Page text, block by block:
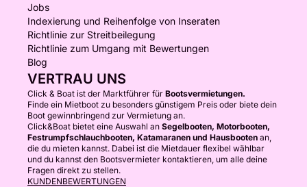
Jobs
Indexierung und Reihenfolge von Inseraten
Richtlinie zur Streitbeilegung
Richtlinie zum Umgang mit Bewertungen
Blog
VERTRAU UNS
Click & Boat ist der Marktführer für Bootsvermietungen.
Finde ein Mietboot zu besonders günstigem Preis oder biete dein
Boot gewinnbringend zur Vermietung an.
Click&Boat bietet eine Auswahl an Segelbooten, Motorbooten,
Festrumpfschlauchbooten, Katamaranen und Hausbooten an,
die du mieten kannst. Dabei ist die Mietdauer flexibel wählbar
und du kannst den Bootsvermieter kontaktieren, um alle deine
Fragen direkt zu stellen.
KUNDENBEWERTUNGEN